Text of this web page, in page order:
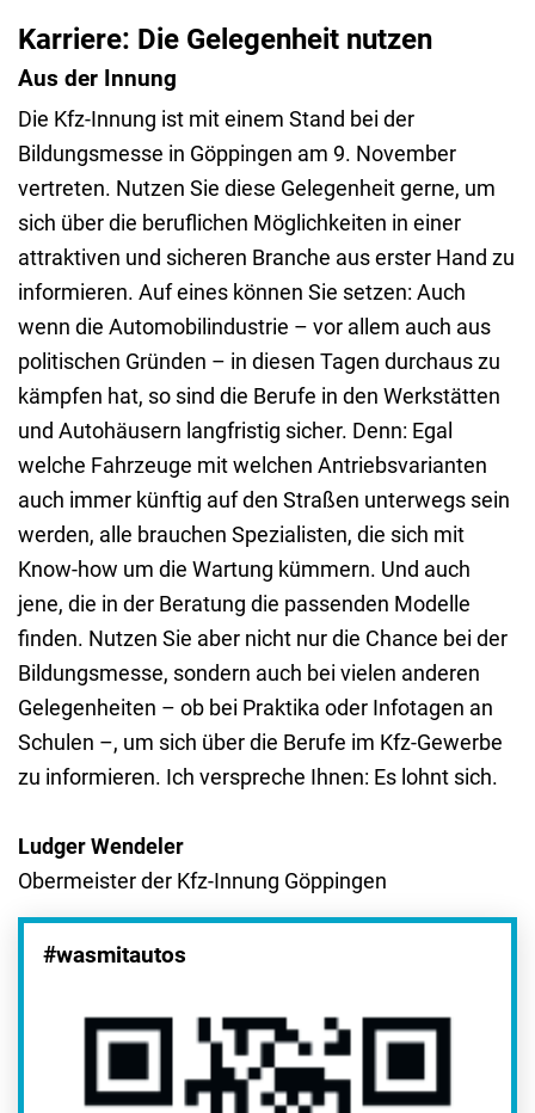
Karriere: Die Gelegenheit nutzen
Aus der Innung
Die Kfz-Innung ist mit einem Stand bei der
Bildungsmesse in Göppingen am 9. November
vertreten. Nutzen Sie diese Gelegenheit gerne, um
sich über die beruflichen Möglichkeiten in einer
attraktiven und sicheren Branche aus erster Hand zu
informieren. Auf eines können Sie setzen: Auch
wenn die Automobilindustrie – vor allem auch aus
politischen Gründen – in diesen Tagen durchaus zu
kämpfen hat, so sind die Berufe in den Werkstätten
und Autohäusern langfristig sicher. Denn: Egal
welche Fahrzeuge mit welchen Antriebsvarianten
auch immer künftig auf den Straßen unterwegs sein
werden, alle brauchen Spezialisten, die sich mit
Know-how um die Wartung kümmern. Und auch
jene, die in der Beratung die passenden Modelle
finden. Nutzen Sie aber nicht nur die Chance bei der
Bildungsmesse, sondern auch bei vielen anderen
Gelegenheiten – ob bei Praktika oder Infotagen an
Schulen –, um sich über die Berufe im Kfz-Gewerbe
zu informieren. Ich verspreche Ihnen: Es lohnt sich.
Ludger Wendeler
Obermeister der Kfz-Innung Göppingen
#wasmitautos
Videos Azubis berichten.